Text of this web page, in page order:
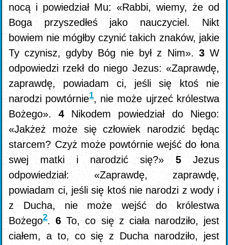
nocą i powiedział Mu: «Rabbi, wiemy, że od
Boga przyszedłeś jako nauczyciel. Nikt
bowiem nie mógłby czynić takich znaków, jakie
Ty czynisz, gdyby Bóg nie był z Nim». 3W
odpowiedzi rzekł do niego Jezus: «Zaprawdę,
zaprawdę, powiadam ci, jeśli się ktoś nie
narodzi powtórnie1, nie może ujrzeć królestwa
Bożego».4 Nikodem powiedział do Niego:
«Jakżeż może się człowiek narodzić będąc
starcem? Czyż może powtórnie wejść do łona
swej matki i narodzić się?» 5 Jezus
odpowiedział: «Zaprawdę, zaprawdę,
powiadam ci, jeśli się ktoś nie narodzi z wody i
z Ducha, nie może wejść do królestwa
Bożego2.6To, co się z ciała narodziło, jest
ciałem, a to, co się z Ducha narodziło, jest